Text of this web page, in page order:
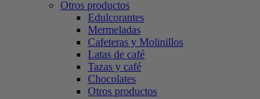
Otros productos
Edulcorantes
Mermeladas
Cafeteras y Molinillos
Latas de café
Tazas y café
Chocolates
Otros productos